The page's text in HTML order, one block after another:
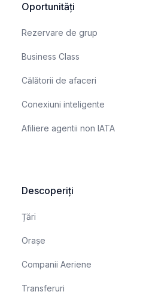
Oportunități
Rezervare de grup
Business Class
Călătorii de afaceri
Conexiuni inteligente
Afiliere agentii non IATA
Descoperiți
Țări
Orașe
Companii Aeriene
Transferuri